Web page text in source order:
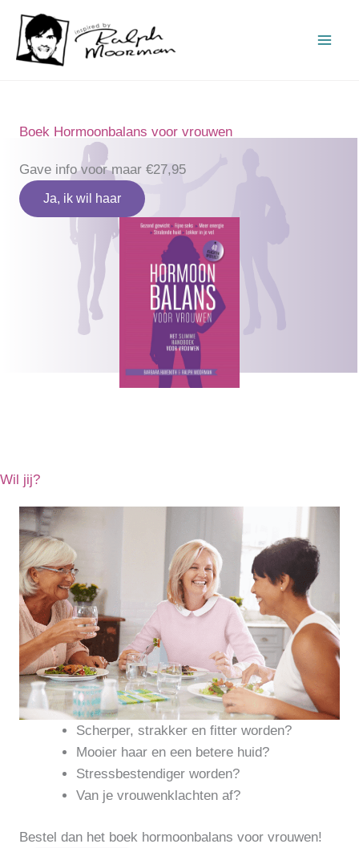
naar
Boek Hormoonbalans voor vrouwen
Gave info voor maar €27,95
Ja, ik wil haar
Wil jij?
Scherper, strakker en fitter worden?
Mooier haar en een betere huid?
Stressbestendiger worden?
Van je vrouwenklachten af?
Bestel dan het boek hormoonbalans voor vrouwen!